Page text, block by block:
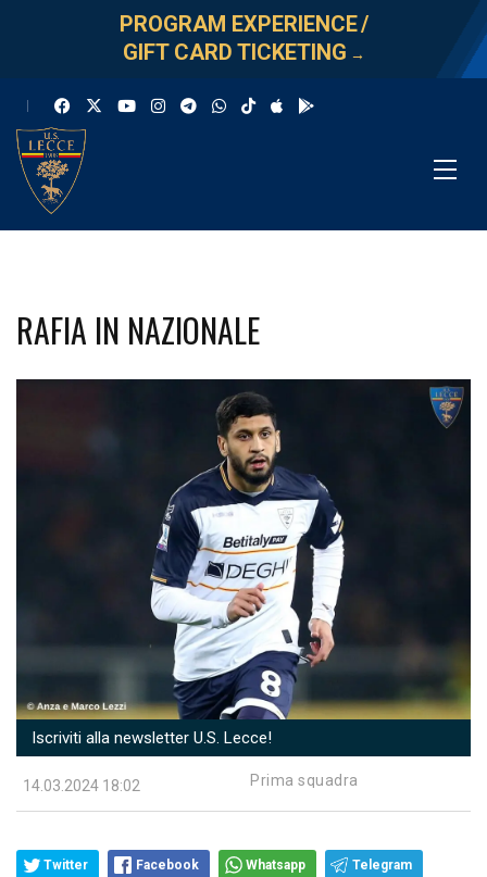
PROGRAM EXPERIENCE/
GIFT CARD TICKETING →
RAFIA IN NAZIONALE
Iscriviti alla newsletter U.S. Lecce!
14.03.2024 18:02 Prima squadra
Twitter Facebook Whatsapp Telegram